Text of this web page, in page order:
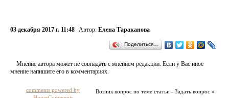
03 декабря 2017 г. 11:48 Автор: Елена Тараканова
Поделиться…
Мнение автора может не совпадать с мнением редакции. Если у Вас иное
мнение напишите его в комментариях.
Возник вопрос по теме статьи - Задать вопрос »
comments powered by